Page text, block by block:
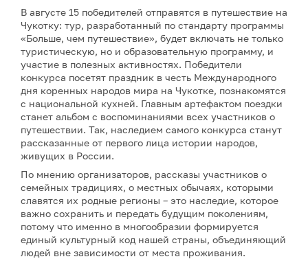
В августе 15 победителей отправятся в путешествие на
Чукотку: тур, разработанный по стандарту программы
«Больше, чем путешествие», будет включать не только
туристическую, но и образовательную программу, и
участие в полезных активностях. Победители
конкурса посетят праздник в честь Международного
дня коренных народов мира на Чукотке, познакомятся
с национальной кухней. Главным артефактом поездки
станет альбом с воспоминаниями всех участников о
путешествии. Так, наследием самого конкурса станут
рассказанные от первого лица истории народов,
живущих в России.
По мнению организаторов, рассказы участников о
семейных традициях, о местных обычаях, которыми
славятся их родные регионы – это наследие, которое
важно сохранить и передать будущим поколениям,
потому что именно в многообразии формируется
единый культурный код нашей страны, объединяющий
людей вне зависимости от места проживания.